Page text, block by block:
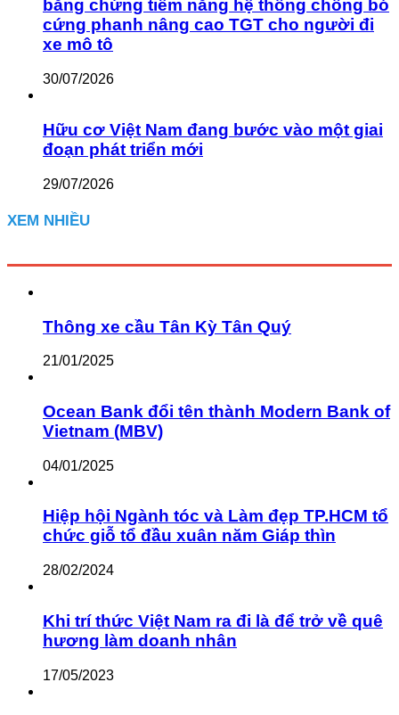
bằng chứng tiềm năng hệ thống chống bó
cứng phanh nâng cao TGT cho người đi
xe mô tô
30/07/2026
Hữu cơ Việt Nam đang bước vào một giai
đoạn phát triển mới
29/07/2026
XEM NHIỀU
Thông xe cầu Tân Kỳ Tân Quý
21/01/2025
Ocean Bank đổi tên thành Modern Bank of
Vietnam (MBV)
04/01/2025
Hiệp hội Ngành tóc và Làm đẹp TP.HCM tổ
chức giỗ tổ đầu xuân năm Giáp thìn
28/02/2024
Khi trí thức Việt Nam ra đi là để trở về quê
hương làm doanh nhân
17/05/2023